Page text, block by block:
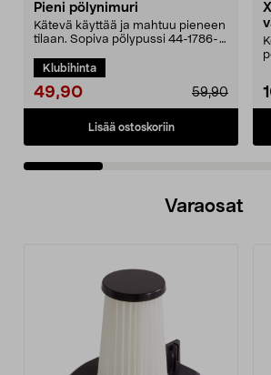
Pieni pölynimuri
Kätevä käyttää ja mahtuu pieneen
tilaan. Sopiva pölypussi 44-1786-
Klubihinta
49,90 59,90
Lisää ostoskoriin
Varaosat